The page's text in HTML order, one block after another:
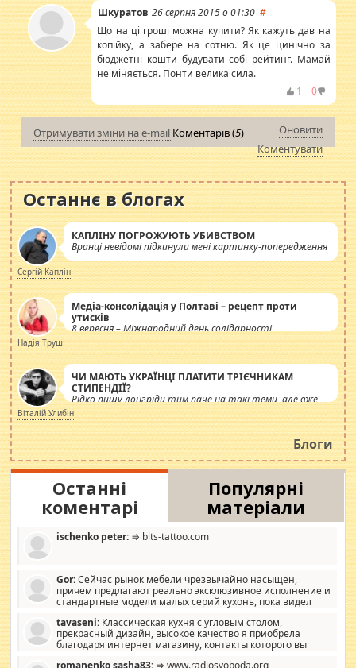
Шкуратов 26 серпня 2015 о 01:30 #
Що на ці гроші можна купити? Як кажуть дав на
копійку, а забере на сотню. Як це цинічно за
бюджетні кошти будувати собі рейтинг. Мамай
не міняється. Понти велика сила.
0
1
Отримувати зміни на e-mail Коментарів (5)
Оновити
Коментувати
Останнє в блогах
КАПЛІНУ ПОГРОЖУЮТЬ УБИВСТВОМ
Вранці невідомі підкинули мені картинку-попередження
Сергій Каплін
Медіа-консолідація у Полтаві – рецепт проти
утисків
8 вересня – Міжнародний день солідарності
журналістів.
Надія Труш
ЧИ МАЮТЬ УКРАЇНЦІ ПЛАТИТИ ТРІЄЧНИКАМ
СТИПЕНДІЇ?
Рідко пишу лонгріди тим паче на такі теми, але вже
просто дістало! Обурюють сьогоднішні інсенуації
навколо стипендіального питання. Штучно
роздувається ще одна соціальна катастрофа.
Віталій Улибін
Блоги
Останні
коментарі
Популярні
матеріали
ischenko peter: ⇒ blts-tattoo.com
Gor:Сейчас рынок мебели чрезвычайно насыщен,
причем предлагают реально эксклюзивное исполнение и
стандартные модели малых серий кухонь, пока видел
стандартные формы, в MebelOk, креативненько и что главное -
со вкусом все в порядке, без ненужных наворотов удорожающих
мебель, а это не последний фактор.
tavaseni: Классическая кухня с угловым столом,
прекрасный дизайн, высокое качество я приобрела
благодаря интернет магазину, контакты которого вы
romanenko sasha83: ⇒ www.radiosvoboda.org